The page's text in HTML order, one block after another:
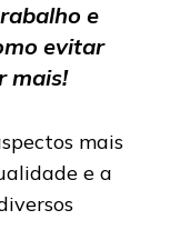
e
evitar
mais!
mais
e a